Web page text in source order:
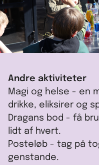
Andre aktiviteter
Magi og helse - en
drikke, eliksirer og
Dragans bod - få
lidt af hvert.
Posteløb - tag på
genstande.